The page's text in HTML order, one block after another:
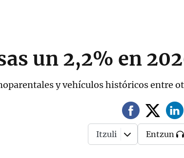
un 2,2% en
y vehículos históricos entre
Itzuli Entzun